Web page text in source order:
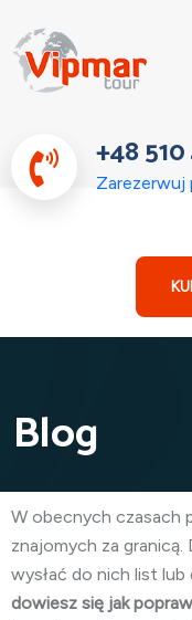
+48
Blog
W obecnych czasach
znajomych za
wysłać do nich list lub
dowiesz się jak